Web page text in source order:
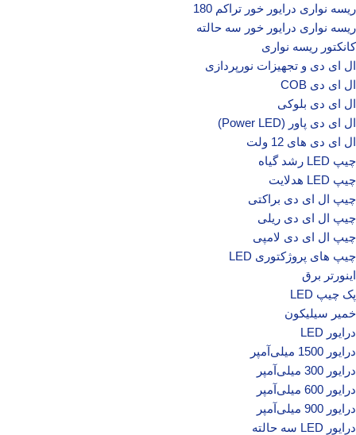
ریسه نواری درایور خور تراکم 180
ریسه نواری درایور خور سه حالته
کانکتور ریسه نواری
ال‌ ای‌ دی و تجهیزات نورپردازی
ال ای دی COB
ال ای دی بلوکی
ال ای دی پاور (Power LED)
ال ای دی‌ های 12 ولت
چیپ‌ LED رشد گیاه
چیپ‌ LED هدلایت
چیپ ال ای دی براکتی
چیپ ال ای دی ریلی
چیپ ال ای دی لامپی
چیپ‌ های پروژکتوری LED
اینورتر برق
پک چیپ LED
خمیر سیلیکون
درایور LED
درایور 1500 میلی‌آمپر
درایور 300 میلی‌آمپر
درایور 600 میلی‌آمپر
درایور 900 میلی‌آمپر
درایور LED سه حالته